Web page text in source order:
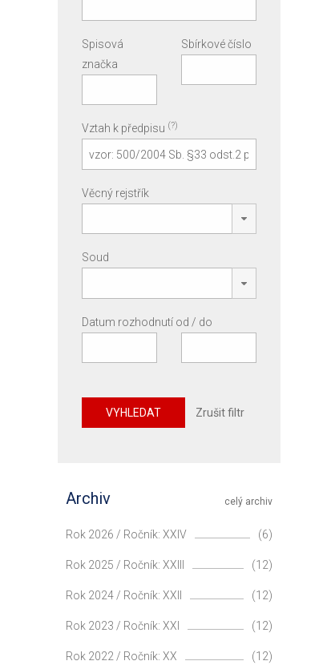
Spisová
značka
Sbírkové číslo
Vztah k předpisu (?)
Věcný rejstřík
Soud
Datum rozhodnutí od / do
VYHLEDAT Zrušit filtr
celý archiv
Archiv
Rok 2026 / Ročník: XXIV (6)
Rok 2025 / Ročník: XXIII (12)
Rok 2024 / Ročník: XXII (12)
Rok 2023 / Ročník: XXI (12)
Rok 2022 / Ročník: XX (12)